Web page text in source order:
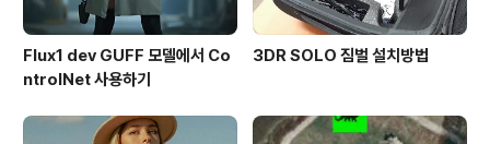
Flux1 dev GUFF 모델에서 Co
ntrolNet 사용하기
3DR SOLO 짐벌 설치방법